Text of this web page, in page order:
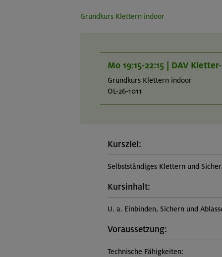
Grundkurs Klettern indoor
Mo 19:15-22:15 | DAV
Grundkurs Klettern indoor
OL-26-1011
Kursziel:
Selbstständiges Klettern und
Kursinhalt:
U. a. Einbinden, Sichern und
Voraussetzung:
Technische Fähigkeiten: